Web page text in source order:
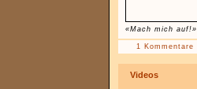
«Mach mich auf!»
1 Kommentare
Videos